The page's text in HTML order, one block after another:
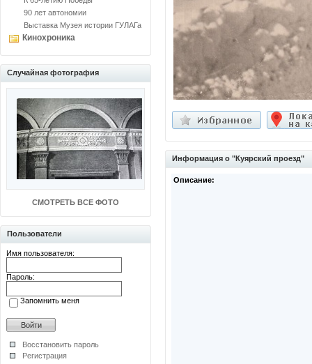
90 лет автономии
Выставка Музея истории ГУЛАГа
Кинохроника
Случайная фотография
СМОТРЕТЬ ВСЕ ФОТО
Пользователи
Имя пользователя:
Пароль:
Запомнить меня
Восстановить пароль
Регистрация
Информация о "Куярский проезд"
Описание: